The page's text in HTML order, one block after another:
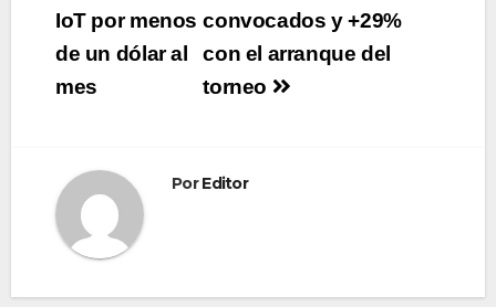
convocados y +29%
con el arranque del
torneo
IoT por menos
de un dólar al
mes
PorEditor